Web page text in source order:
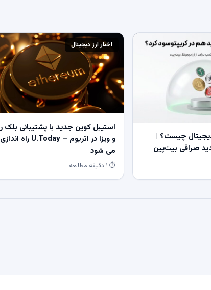
چیست؟ |
صرافی بیت‌پین
اخبار ارز دیجیتال
استیبل کوین جدید با پشتیبانی بلک
و ویزا در اتریوم – U.Today راه اندازی
می شود
⏱ ۱ دقیقه مطالعه